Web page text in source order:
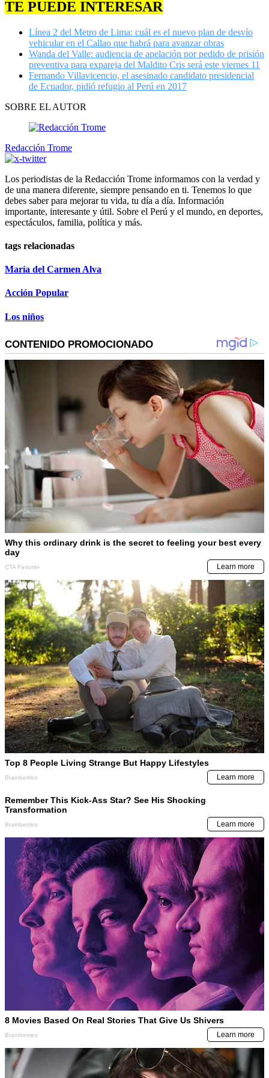
of
seconds
TE PUEDE INTERESAR
Línea 2 del Metro de Lima: cuál es el nuevo plan de desvío
vehicular en el Callao que habrá para avanzar obras
Wanda del Valle: audiencia de apelación por pedido de prisión
preventiva para expareja del Maldito Cris será este viernes 11
Fernando Villavicencio, el asesinado candidato presidencial
de Ecuador, pidió refugio al Perú en 2017
SOBRE EL AUTOR
Redacción Trome
Los periodistas de la Redacción Trome informamos con la verdad y
de una manera diferente, siempre pensando en ti. Tenemos lo que
debes saber para mejorar tu vida, tu día a día. Información
importante, interesante y útil. Sobre el Perú y el mundo, en deportes,
espectáculos, familia, política y más.
tags relacionadas
María del Carmen Alva
Acción Popular
Los niños